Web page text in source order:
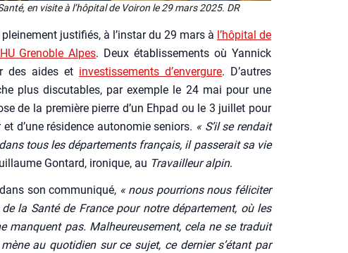
en visite à l’hô­pi­tal de Voi­ron le 29 mars 2025. DR
jus­ti­fiés, à l’ins­tar du 29 mars à l’hô­pi­tal de
Gre­noble Alpes. Deux éta­blis­se­ments où Yan­nick
des aides et inves­tis­se­ments d’en­ver­gure. D’autres
plus dis­cu­tables, par exemple le 24 mai pour une
de la pre­mière pierre d’un Ehpad ou le 3 juillet pour
et d’une rési­dence auto­no­mie seniors. « S’il se ren­dait
tous les dépar­te­ments fran­çais, il pas­se­rait sa vie
Gon­tard, iro­nique, au Tra­vailleur alpin.
son com­mu­ni­qué, « nous pour­rions nous féli­ci­ter
la San­té de France pour notre dépar­te­ment, où les
manquent pas. Mal­heu­reu­se­ment, cela ne se tra­duit
au quo­ti­dien sur ce sujet, ce der­nier s’étant par